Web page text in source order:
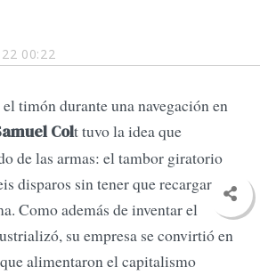
00:22
timón durante una navegación en
Colt tuvo la idea que
de las armas: el tambor giratorio
disparos sin tener que recargar
Como además de inventar el
su empresa se convirtió en
alimentaron el capitalismo